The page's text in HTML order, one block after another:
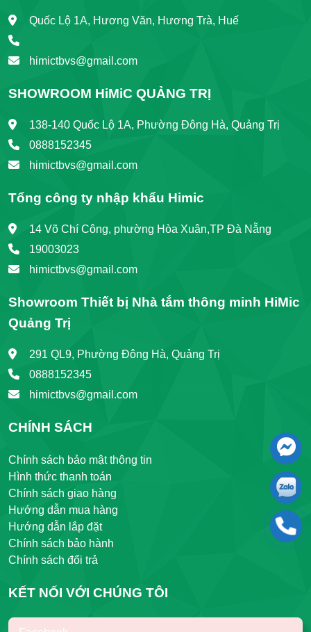
Quốc Lộ 1A, Hương Văn, Hương Trà, Huế
himictbvs@gmail.com
SHOWROOM HiMiC QUẢNG TRỊ
138-140 Quốc Lộ 1A, Phường Đông Hà, Quảng Trị
0888152345
himictbvs@gmail.com
Tổng công ty nhập khẩu Himic
14 Võ Chí Công, phường Hòa Xuân,TP Đà Nẵng
19003023
himictbvs@gmail.com
Showroom Thiết bị Nhà tắm thông minh HiMic
Quảng Trị
291 QL9, Phường Đông Hà, Quảng Trị
0888152345
himictbvs@gmail.com
CHÍNH SÁCH
Chính sách bảo mật thông tin
Hình thức thanh toán
Chính sách giao hàng
Hướng dẫn mua hàng
Hướng dẫn lắp đặt
Chính sách bảo hành
Chính sách đổi trả
KẾT NỐI VỚI CHÚNG TÔI